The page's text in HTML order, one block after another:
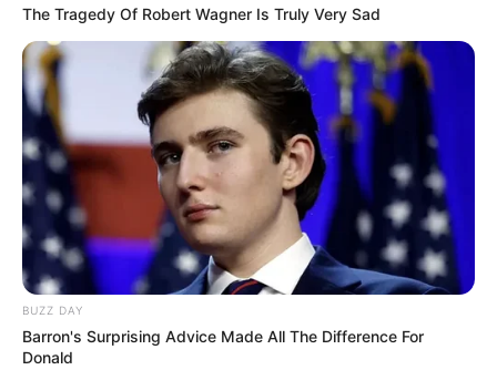
The Tragedy Of Robert Wagner Is Truly Very Sad
BUZZ DAY
Barron's Surprising Advice Made All The Difference For
Donald